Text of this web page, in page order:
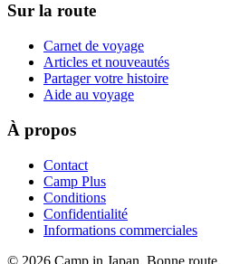
Sur la route
Carnet de voyage
Articles et nouveautés
Partager votre histoire
Aide au voyage
À propos
Contact
Camp Plus
Conditions
Confidentialité
Informations commerciales
© 2026 Camp in Japan. Bonne route.